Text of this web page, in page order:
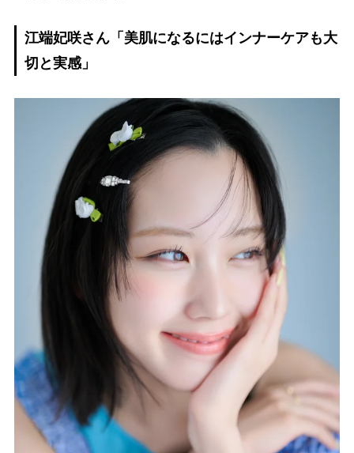
江端妃咲さん「美肌になるにはインナーケアも大
切と実感」